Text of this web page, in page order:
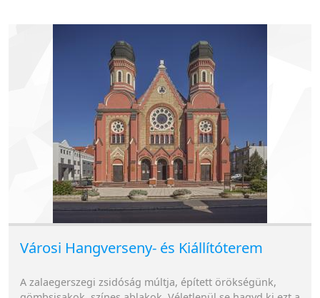
Városi Hangverseny- és Kiállítóterem
A zalaegerszegi zsidóság múltja, épített örökségünk,